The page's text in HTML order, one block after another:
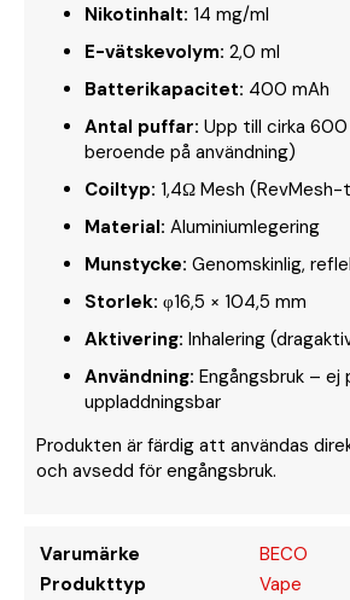
Nikotinhalt: 14 mg/ml
E-vätskevolym: 2,0 ml
Batterikapacitet: 400 mAh
Antal puffar: Upp till cirka 600
beroende på användning)
Coiltyp: 1,4Ω Mesh (RevMesh-
Material: Aluminiumlegering
Munstycke: Genomskinlig,
Storlek: φ16,5 × 104,5 mm
Aktivering: Inhalering
Användning: Engångsbruk – ej
uppladdningsbar
Produkten är färdig att användas
och avsedd för engångsbruk.
Varumärke
BECO
Produkttyp
Vape